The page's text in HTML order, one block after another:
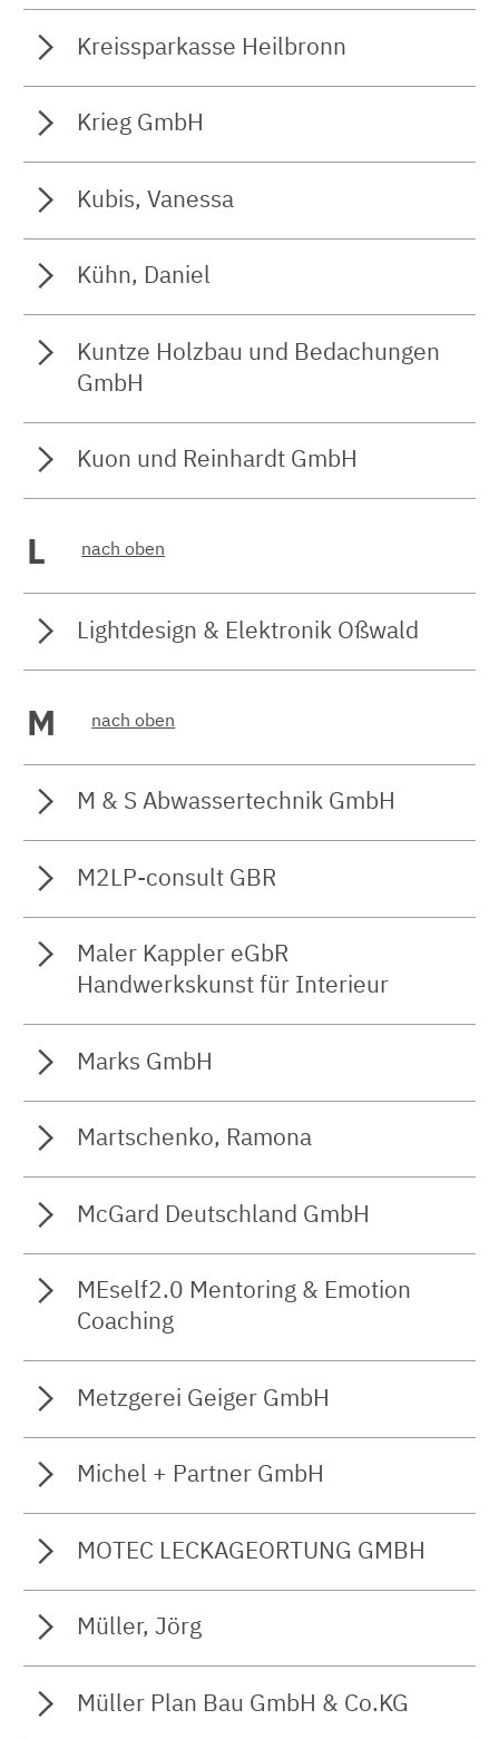
Kreissparkasse Heilbronn
Krieg GmbH
Kubis, Vanessa
Kühn, Daniel
Kuntze Holzbau und Bedachungen
GmbH
Kuon und Reinhardt GmbH
L nach oben
Lightdesign & Elektronik Oßwald
M nach oben
M & S Abwassertechnik GmbH
M2LP-consult GBR
Maler Kappler eGbR
Handwerkskunst für Interieur
Marks GmbH
Martschenko, Ramona
McGard Deutschland GmbH
MEself2.0 Mentoring & Emotion
Coaching
Metzgerei Geiger GmbH
Michel + Partner GmbH
MOTEC LECKAGEORTUNG GMBH
Müller, Jörg
Müller Plan Bau GmbH & Co.KG